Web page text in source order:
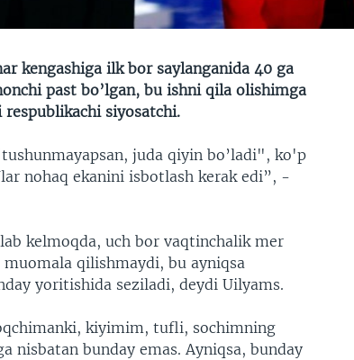
kengashiga ilk bor saylanganida 40 ga
past bo’lgan, bu ishni qila olishimga
siyosatchi.
juda qiyin bo’ladi", ko'p
nohaq ekanini isbotlash kerak edi”, -
kelmoqda, uch bor vaqtinchalik mer
qilishmaydi, bu ayniqsa
yoritishida seziladi, deydi Uilyams.
kiyimim, tufli, sochimning
nisbatan bunday emas. Ayniqsa, bunday